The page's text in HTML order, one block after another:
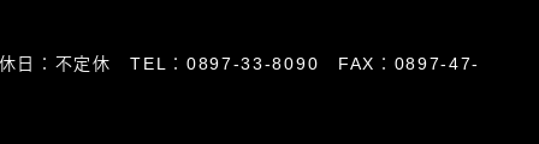
日：不定休 TEL：0897-33-8090 FAX：0897-47-